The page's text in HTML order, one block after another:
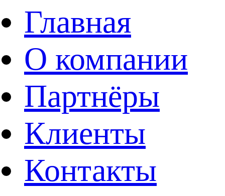
Главная
О компании
Партнёры
Клиенты
Контакты